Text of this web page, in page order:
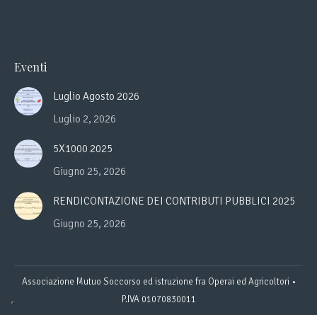
Eventi
Luglio Agosto 2026
Luglio 2, 2026
5X1000 2025
Giugno 25, 2026
RENDICONTAZIONE DEI CONTRIBUTI PUBBLICI 2025
Giugno 25, 2026
Associazione Mutuo Soccorso ed istruzione fra Operai ed Agricoltori •
P.IVA 01070830011